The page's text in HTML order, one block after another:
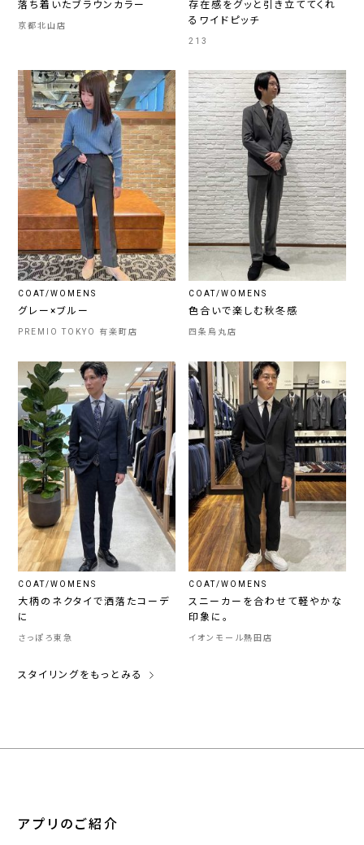
落ち着いたブラウンカラー
京都北山店
存在感をグッと引き立ててくれ
るワイドピッチ
213
COAT/WOMENS
グレー×ブルー
PREMIO TOKYO 有楽町店
COAT/WOMENS
色合いで楽しむ秋冬感
四条烏丸店
COAT/WOMENS
大柄のネクタイで洒落たコーデ
に
さっぽろ東急
COAT/WOMENS
スニーカーを合わせて軽やかな
印象に。
イオンモール熱田店
スタイリングをもっとみる
アプリのご紹介